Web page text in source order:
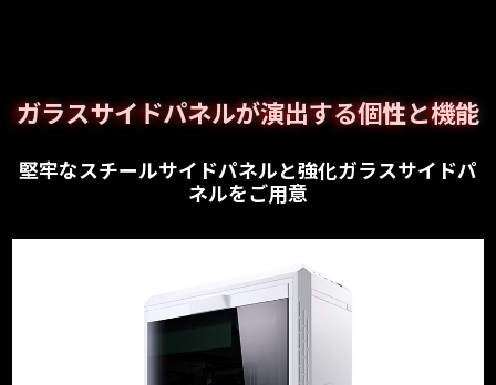
ガラスサイドパネルが演出する個性と機能
堅牢なスチールサイドパネルと強化ガラスサイドパ
ネルをご用意